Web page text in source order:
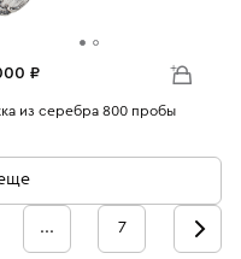
₽
из серебра 800 пробы
... 7